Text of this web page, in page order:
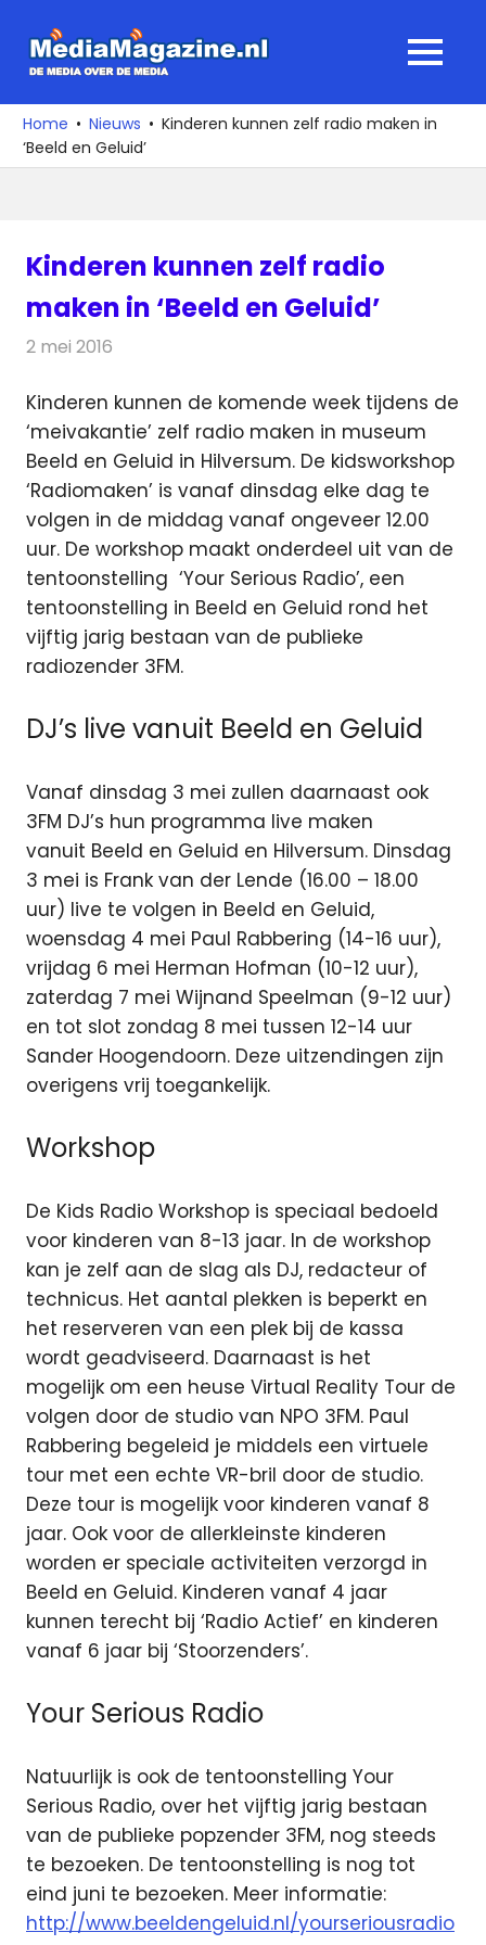
naar
media
over
de
MENU
Home Nieuws
Kinderen kunnen zelf radio maken in
‘Beeld en Geluid’
Kinderen kunnen zelf radio
maken in ‘Beeld en Geluid’
2 mei 2016
Kinderen kunnen de komende week tijdens de
‘meivakantie’ zelf radio maken in museum
Beeld en Geluid in Hilversum. De kidsworkshop
‘Radiomaken’ is vanaf dinsdag elke dag te
volgen in de middag vanaf ongeveer 12.00
uur. De workshop maakt onderdeel uit van de
tentoonstelling ‘Your Serious Radio’, een
tentoonstelling in Beeld en Geluid rond het
vijftig jarig bestaan van de publieke
radiozender 3FM.
DJ’s live vanuit Beeld en Geluid
Vanaf dinsdag 3 mei zullen daarnaast ook
3FM DJ’s hun programma live maken
vanuit Beeld en Geluid en Hilversum. Dinsdag
3 mei is Frank van der Lende (16.00 – 18.00
uur) live te volgen in Beeld en Geluid,
woensdag 4 mei Paul Rabbering (14-16 uur),
vrijdag 6 mei Herman Hofman (10-12 uur),
zaterdag 7 mei Wijnand Speelman (9-12 uur)
en tot slot zondag 8 mei tussen 12-14 uur
Sander Hoogendoorn. Deze uitzendingen zijn
overigens vrij toegankelijk.
Workshop
De Kids Radio Workshop is speciaal bedoeld
voor kinderen van 8-13 jaar. In de workshop
kan je zelf aan de slag als DJ, redacteur of
technicus. Het aantal plekken is beperkt en
het reserveren van een plek bij de kassa
wordt geadviseerd. Daarnaast is het
mogelijk om een heuse Virtual Reality Tour de
volgen door de studio van NPO 3FM. Paul
Rabbering begeleid je middels een virtuele
tour met een echte VR-bril door de studio.
Deze tour is mogelijk voor kinderen vanaf 8
jaar. Ook voor de allerkleinste kinderen
worden er speciale activiteiten verzorgd in
Beeld en Geluid. Kinderen vanaf 4 jaar
kunnen terecht bij ‘Radio Actief’ en kinderen
vanaf 6 jaar bij ‘Stoorzenders’.
Your Serious Radio
Natuurlijk is ook de tentoonstelling Your
Serious Radio, over het vijftig jarig bestaan
van de publieke popzender 3FM, nog steeds
te bezoeken. De tentoonstelling is nog tot
eind juni te bezoeken. Meer informatie:
http://www.beeldengeluid.nl/yourseriousradio